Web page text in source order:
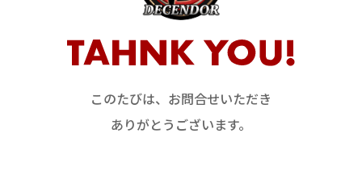
このたびは、お問合せいただき
ありがとうございます。